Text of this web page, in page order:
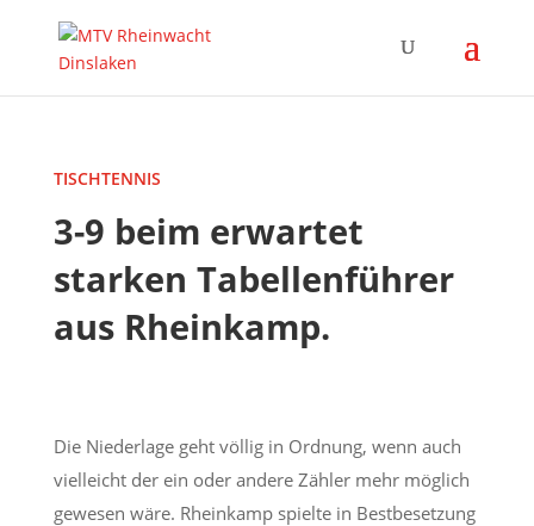
TISCHTENNIS
3-9 beim erwartet
starken Tabellenführer
aus Rheinkamp.
Die Niederlage geht völlig in Ordnung, wenn auch
vielleicht der ein oder andere Zähler mehr möglich
gewesen wäre. Rheinkamp spielte in Bestbesetzung